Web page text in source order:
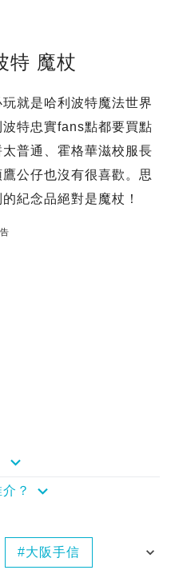
特 魔杖
就是哈利波特魔法世界
特忠實fans點都要買點
普通、霍格華滋校服長
公仔也沒有很喜歡。思
紀念品絕對是魔杖！
？
大阪手信